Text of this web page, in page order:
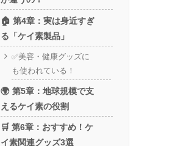
🏠 第4章：実は身近すぎ
る「ケイ素製品」
✅美容・健康グッズに
も使われている！
🌍 第5章：地球規模で支
えるケイ素の役割
🛒 第6章：おすすめ！ケ
イ素関連グッズ3選